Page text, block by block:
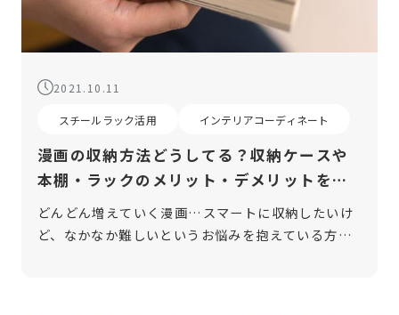
2021.10.11
スチールラック活用 インテリアコーディネート
漫画の収納方法どうしてる？収納ケースや
本棚・ラックのメリット・デメリットをご
紹介
どんどん増えていく漫画…スマートに収納したいけ
ど、なかなか難しいというお悩みを抱えている方も